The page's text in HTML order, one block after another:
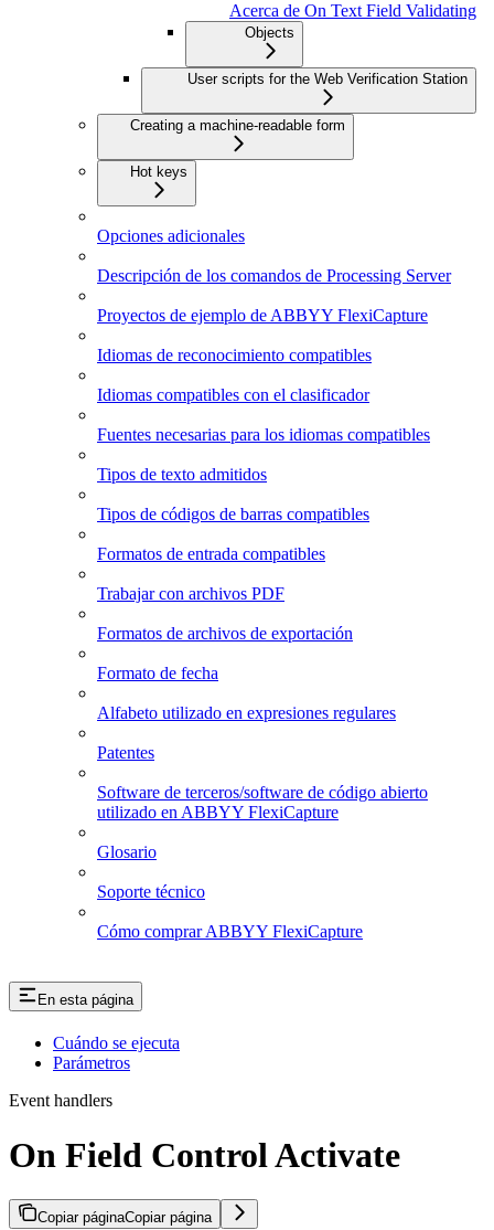
Acerca de On Text Field Validating
Objects
User scripts for the Web Verification Station
Creating a machine-readable form
Hot keys
Opciones adicionales
Descripción de los comandos de Processing Server
Proyectos de ejemplo de ABBYY FlexiCapture
Idiomas de reconocimiento compatibles
Idiomas compatibles con el clasificador
Fuentes necesarias para los idiomas compatibles
Tipos de texto admitidos
Tipos de códigos de barras compatibles
Formatos de entrada compatibles
Trabajar con archivos PDF
Formatos de archivos de exportación
Formato de fecha
Alfabeto utilizado en expresiones regulares
Patentes
Software de terceros/software de código abierto
utilizado en ABBYY FlexiCapture
Glosario
Soporte técnico
Cómo comprar ABBYY FlexiCapture
En esta página
Cuándo se ejecuta
Parámetros
Event handlers
On Field Control Activate
Copiar páginaCopiar página